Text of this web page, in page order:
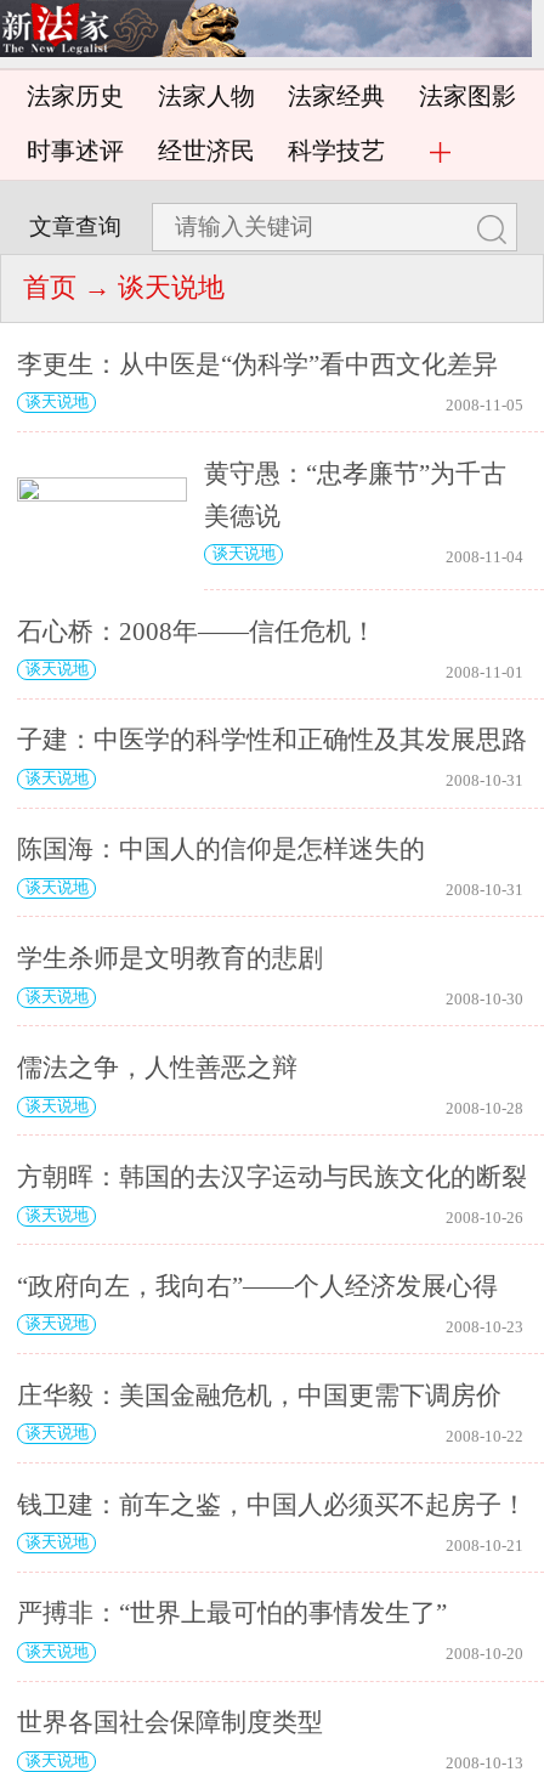
法家历史 法家人物 法家经典 法家图影
时事述评 经世济民 科学技艺
文章查询
首页 → 谈天说地
李更生：从中医是“伪科学”看中西文化差异
谈天说地 2008-11-05
黄守愚：“忠孝廉节”为千古
美德说
谈天说地 2008-11-04
石心桥：2008年——信任危机！
谈天说地 2008-11-01
子建：中医学的科学性和正确性及其发展思路
谈天说地 2008-10-31
陈国海：中国人的信仰是怎样迷失的
谈天说地 2008-10-31
学生杀师是文明教育的悲剧
谈天说地 2008-10-30
儒法之争，人性善恶之辩
谈天说地 2008-10-28
方朝晖：韩国的去汉字运动与民族文化的断裂
谈天说地 2008-10-26
“政府向左，我向右”――个人经济发展心得
谈天说地 2008-10-23
庄华毅：美国金融危机，中国更需下调房价
谈天说地 2008-10-22
钱卫建：前车之鉴，中国人必须买不起房子！
谈天说地 2008-10-21
严搏非：“世界上最可怕的事情发生了”
谈天说地 2008-10-20
世界各国社会保障制度类型
谈天说地 2008-10-13